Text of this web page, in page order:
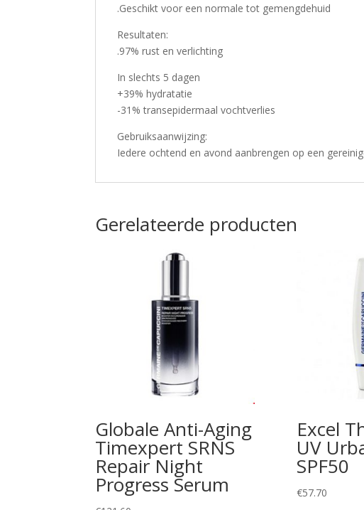
.Geschikt voor een normale tot gemengdehuid
Resultaten:
.97% rust en verlichting
In slechts 5 dagen
+39% hydratatie
-31% transepidermaal vochtverlies
Gebruiksaanwijzing:
Iedere ochtend en avond aanbrengen op een
Gerelateerde producten
Globale Anti-Aging
Timexpert SRNS
Repair Night
Progress Serum
Excel
UV
SPF50
€57.70